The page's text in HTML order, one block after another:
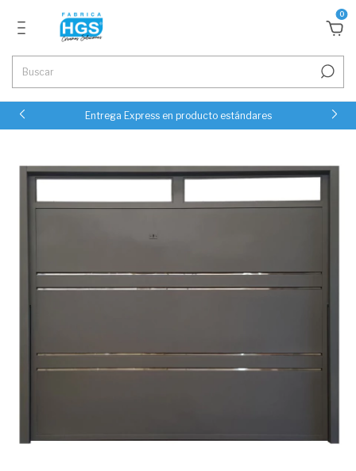
0
Entrega Express en producto estándares